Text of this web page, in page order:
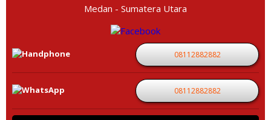
Medan - Sumatera Utara
08112882882
08112882882